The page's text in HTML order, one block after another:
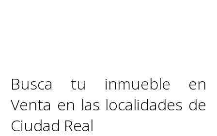
Busca tu inmueble en
Venta en las localidades de
Ciudad Real